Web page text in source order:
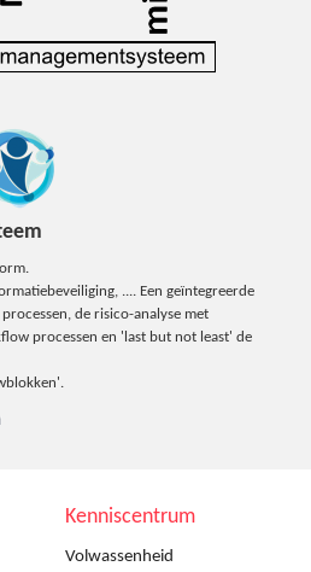
.... Een geïntegreerde
de risico-analyse met
processen en 'last but not least' de
Kenniscentrum
Volwassenheid